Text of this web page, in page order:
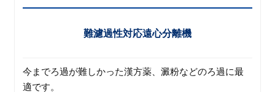
難濾過性対応遠心分離機
今までろ過が難しかった漢方薬、澱粉などのろ過に最
適です。